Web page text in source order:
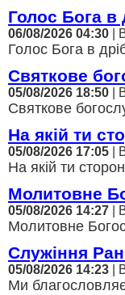
Голос Бога
06/08/2026 04:30 |
Голос Бога в
Святкове
05/08/2026 18:50 |
Святкове
На якій ти
05/08/2026 17:05 |
На якій ти
Молитовне
05/08/2026 14:27 |
Молитовне
Служіння
05/08/2026 14:23 |
Ми